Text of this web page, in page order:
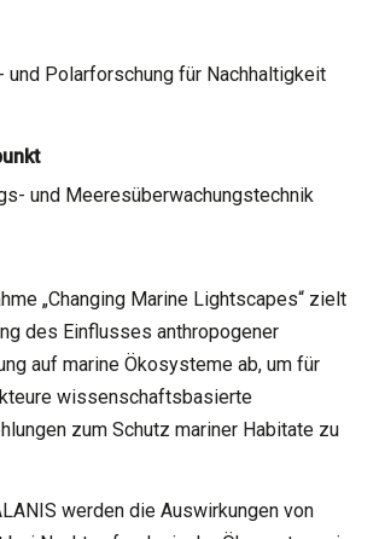
und Polarforschung für Nachhaltigkeit
und Meeresüberwachungstechnik
„Changing Marine Lightscapes“ zielt
des Einflusses anthropogener
auf marine Ökosysteme ab, um für
wissenschaftsbasierte
zum Schutz mariner Habitate zu
werden die Auswirkungen von